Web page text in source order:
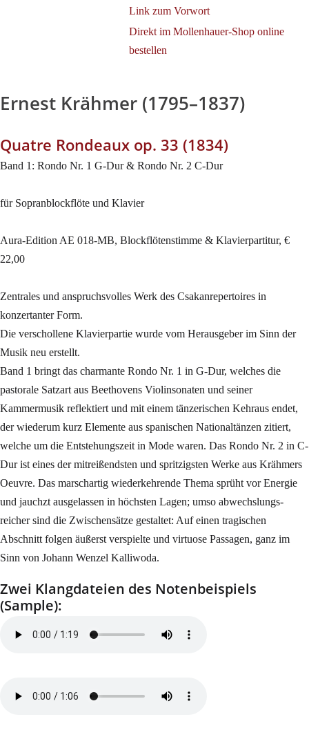
Link zum Vorwort
Direkt im Mollenhauer-Shop online
bestellen
Ernest Krähmer (1795–1837)
Quatre Rondeaux op. 33 (1834)
Band 1: Rondo Nr. 1 G-Dur & Rondo Nr. 2 C-Dur
für Sopranblockflöte und Klavier
Aura-Edition AE 018-MB, Blockflötenstimme & Klavierpartitur, €
22,00
Zentrales und anspruchsvolles Werk des Csakanrepertoires in
konzertanter Form.
Die verschollene Klavierpartie wurde vom Herausgeber im Sinn der
Musik neu erstellt.
Band 1 bringt das charmante Rondo Nr. 1 in G-Dur, welches die
pastorale Satzart aus Beethovens Violinsonaten und seiner
Kammermusik reflektiert und mit einem tänzerischen Kehraus endet,
der wiederum kurz Elemente aus spanischen Nationaltänzen zitiert,
welche um die Entstehungszeit in Mode waren. Das Rondo Nr. 2 in C-
Dur ist eines der mitreißendsten und spritzigsten Werke aus Krähmers
Oeuvre. Das marschartig wiederkehrende Thema sprüht vor Energie
und jauchzt ausgelassen in höchsten Lagen; umso abwechslungs-
reicher sind die Zwischensätze gestaltet: Auf einen tragischen
Abschnitt folgen äußerst verspielte und virtuose Passagen, ganz im
Sinn von Johann Wenzel Kalliwoda.
Zwei Klangdateien des Notenbeispiels
(Sample):